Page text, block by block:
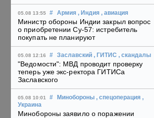
05.08 13:55 # Армия , Индия , авиация
Министр обороны Индии закрыл вопрос
о приобретении Су-57: истребитель
покупать не планируют
05.08 12:16 # Заславский , ГИТИС , скандалы
"Ведомости": МВД проводит проверку
теперь уже экс-ректора ГИТИСа
Заславского
05.08 10:01 # Минобороны , спецоперация ,
Украина
Минобороны заявило о поражении